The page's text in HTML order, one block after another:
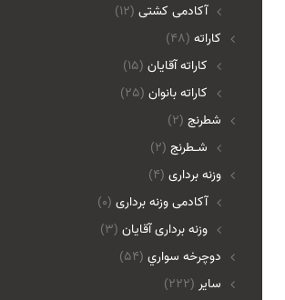
آکادمی کشتی (12)
(48) کاراته
کاراته آقایان (15)
کاراته بانوان (25)
(2) شطرنج
شـطرنج (2)
(4) وزنه برداری
آکادمی وزنه برداری (0)
وزنه برداری آقایان (3)
(54) دوچرخه سواري
(222) ساير